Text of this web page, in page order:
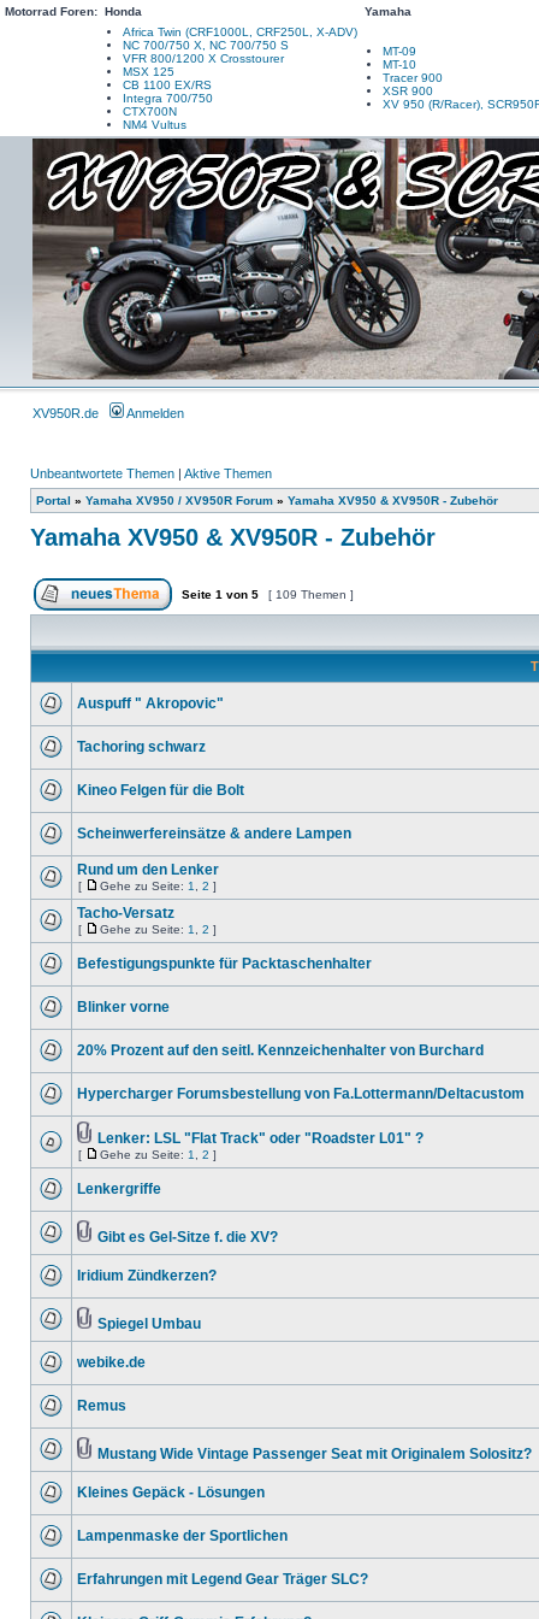
Motorrad Foren: Honda Yamaha
Africa Twin (CRF1000L, CRF250L, X-ADV)
NC 700/750 X, NC 700/750 S
VFR 800/1200 X Crosstourer
MSX 125
CB 1100 EX/RS
Integra 700/750
CTX700N
NM4 Vultus
MT-09
MT-10
Tracer 900
XSR 900
XV 950 (R/Racer),
XV950R.de Anmelden
Unbeantwortete Themen | Aktive Themen
Portal » Yamaha XV950 / XV950R Forum » Yamaha XV950 & XV950R - Zubehör
Yamaha XV950 & XV950R - Zubehör
Seite 1 von 5 [ 109 Themen ]
Auspuff " Akropovic"
Tachoring schwarz
Kineo Felgen für die Bolt
Scheinwerfereinsätze & andere Lampen
Rund um den Lenker
[ Gehe zu Seite: 1 2 ]
Tacho-Versatz
[ Gehe zu Seite: 1 2 ]
Befestigungspunkte für Packtaschenhalter
Blinker vorne
20% Prozent auf den seitl. Kennzeichenhalter von Burchard
Hypercharger Forumsbestellung von Fa.Lottermann/Deltacustom
Lenker: LSL "Flat Track" oder "Roadster L01" ?
[ Gehe zu Seite: 1 2 ]
Lenkergriffe
Gibt es Gel-Sitze f. die XV?
Iridium Zündkerzen?
Spiegel Umbau
webike.de
Remus
Mustang Wide Vintage Passenger Seat mit Originalem Solositz?
Kleines Gepäck - Lösungen
Lampenmaske der Sportlichen
Erfahrungen mit Legend Gear Träger SLC?